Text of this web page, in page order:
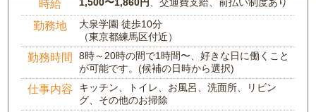
時給
勤務地
大泉学園 徒歩10分
（東京都練馬区付近）
勤務時間
8時～20時の間で1時間〜、好きな日に働くこと
が可能です。(候補の日時から選択)
仕事内容
キッチン、トイレ、お風呂、洗面所、リビン
グ、その他のお掃除